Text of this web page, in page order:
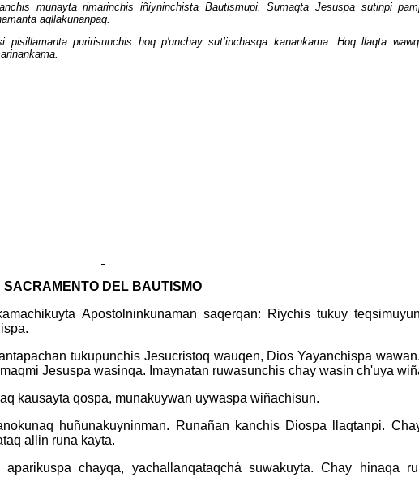
munayta rimarinchis iñiyninchista Bautismupi. Sumaqta Jesuspa sutinpi
aqllakunanpaq.
pisillamanta puririsunchis hoq p'unchay sut’inchasqa kanankama. Hoq llaqta
SACRAMENTO DEL BAUTISMO
Apostolninkunaman saqerqan: Riychis tukuy
tukupunchis Jesucristoq wauqen, Dios Yayanchispa
Jesuspa wasinqa. Imaynatan ruwasunchis chay wasin ch'uya
kausayta qospa, munakuywan uywaspa wiñachisun.
huñunakuyninman. Runañan kanchis Diospa llaqtanpi.
allin runa kayta.
chayqa, yachallanqataqchá suwakuyta. Chay hinaqa